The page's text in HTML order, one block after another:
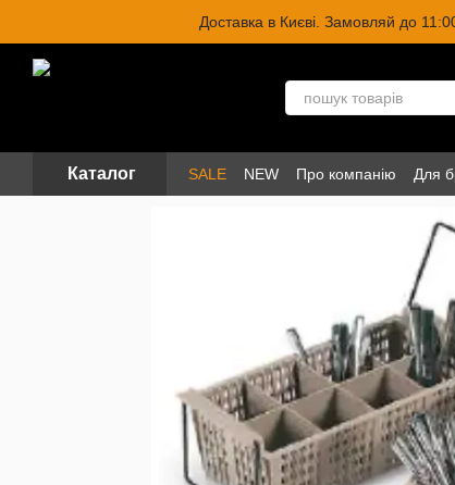
Перейти до основного контентуДоставка в Києві. Замовляй до
Каталог SALE NEW Про компанію Для